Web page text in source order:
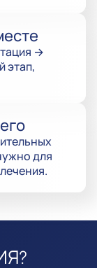
→
этап,
для